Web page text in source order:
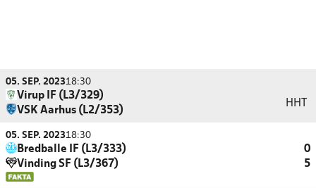
05. SEP. 202318:30
Virup IF (L3/329)
VSK Aarhus (L2/353)
HHT
05. SEP. 202318:30
Bredballe IF (L3/333)
0
Vinding SF (L3/367)
5